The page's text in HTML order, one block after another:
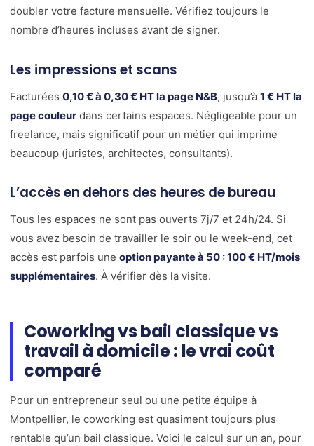
doubler votre facture mensuelle. Vérifiez toujours le
nombre d’heures incluses avant de signer.
Les impressions et scans
Facturées 0,10 € à 0,30 € HT la page N&B, jusqu’à 1 € HT la
page couleur dans certains espaces. Négligeable pour un
freelance, mais significatif pour un métier qui imprime
beaucoup (juristes, architectes, consultants).
L’accès en dehors des heures de bureau
Tous les espaces ne sont pas ouverts 7j/7 et 24h/24. Si
vous avez besoin de travailler le soir ou le week-end, cet
accès est parfois une option payante à 50 : 100 € HT/mois
supplémentaires. À vérifier dès la visite.
Coworking vs bail classique vs
travail à domicile : le vrai coût
comparé
Pour un entrepreneur seul ou une petite équipe à
Montpellier, le coworking est quasiment toujours plus
rentable qu’un bail classique. Voici le calcul sur un an, pour